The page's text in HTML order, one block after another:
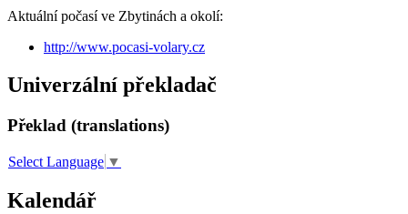
Aktuální počasí ve Zbytinách a okolí:
http://www.pocasi-volary.cz
Univerzální překladač
Překlad (translations)
Select Language ▼
Kalendář